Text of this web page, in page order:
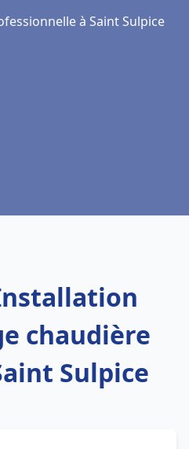
à Saint Sulpice
chaudière
Sulpice